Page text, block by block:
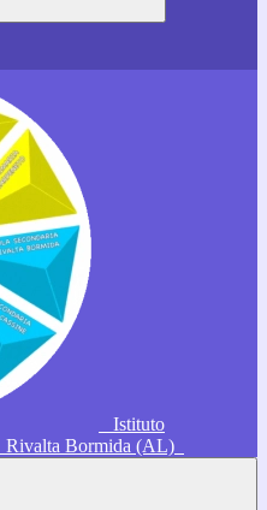
Istituto
Rivalta Bormida (AL)